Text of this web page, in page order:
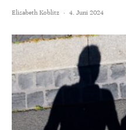
Elisabeth Koblitz · 4. Juni 2024